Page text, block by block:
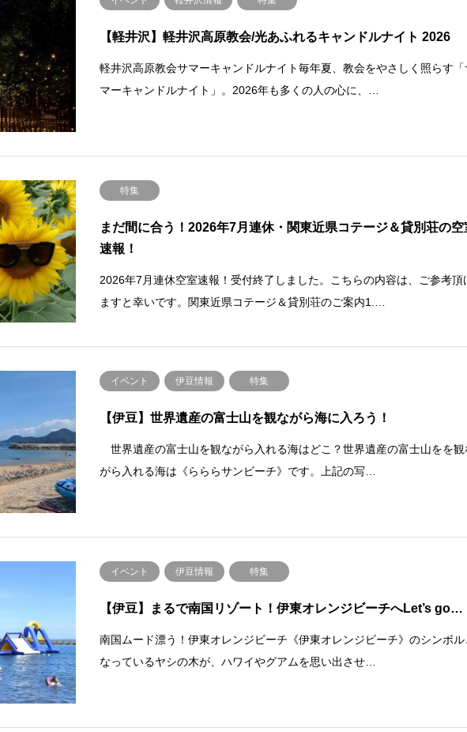
【軽井沢】軽井沢高原教会/光あふれるキャンドルナイト 2026
軽井沢高原教会サマーキャンドルナイト毎年夏、教会をやさしく照らす「
マーキャンドルナイト」。2026年も多くの人の心に、…
特集
まだ間に合う！2026年7月連休・関東近県コテージ＆貸別荘の空
速報！
2026年7月連休空室速報！受付終了しました。こちらの内容は、ご参考頂
ますと幸いです。関東近県コテージ＆貸別荘のご案内1.…
イベント 伊豆情報 特集
【伊豆】世界遺産の富士山を観ながら海に入ろう！
世界遺産の富士山を観ながら入れる海はどこ？世界遺産の富士山をを観
がら入れる海は《らららサンビーチ》です。上記の写…
イベント 伊豆情報 特集
【伊豆】まるで南国リゾート！伊東オレンジビーチへLet’s go…
南国ムード漂う！伊東オレンジビーチ《伊東オレンジビーチ》のシンボル
なっているヤシの木が、ハワイやグアムを思い出させ…